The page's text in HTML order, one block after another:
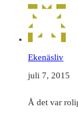
Ekenäsliv
juli 7, 2015
Å det var